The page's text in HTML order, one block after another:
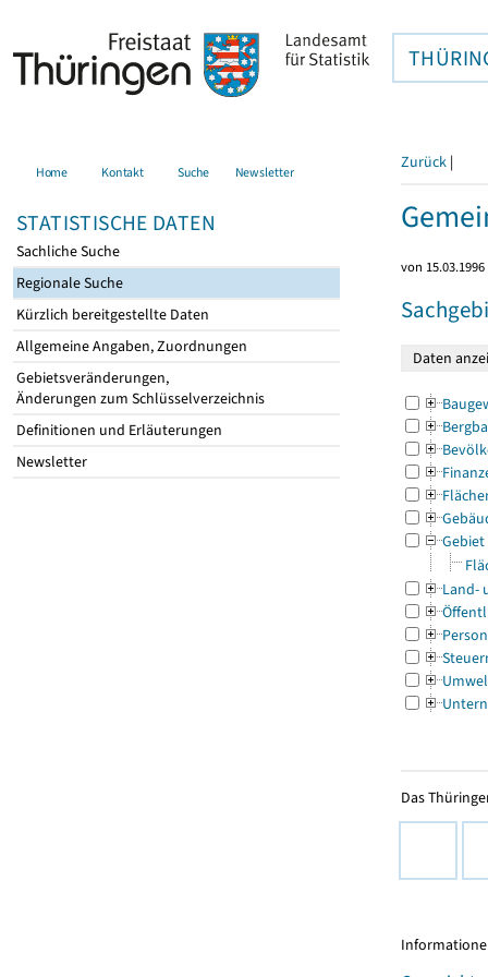
Home Kontakt Suche Newsletter
STATISTISCHE DATEN
Sachliche Suche
Regionale Suche
Kürzlich bereitgestellte Daten
Allgemeine Angaben, Zuordnungen
Gebietsveränderungen,
Änderungen zum Schlüsselverzeichnis
Definitionen und Erläuterungen
Newsletter
Zurück |
von
Gebiet
Land-
Das